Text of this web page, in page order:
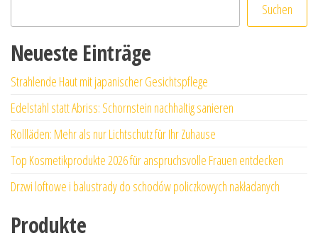
Suchen
Neueste Einträge
Strahlende Haut mit japanischer Gesichtspflege
Edelstahl statt Abriss: Schornstein nachhaltig sanieren
Rollläden: Mehr als nur Lichtschutz für Ihr Zuhause
Top Kosmetikprodukte 2026 für anspruchsvolle Frauen entdecken
Drzwi loftowe i balustrady do schodów policzkowych nakładanych
Produkte